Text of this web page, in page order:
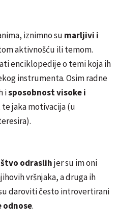
iznimno su marljivi i
aktivnošću ili temom.
enciklopedije o temi koja ih
instrumenta. Osim radne
isposobnost visoke i
te jaka motivacija (u
odraslihjer su im oni
vršnjaka, a druga ih
daroviti često introvertirani
odnose.